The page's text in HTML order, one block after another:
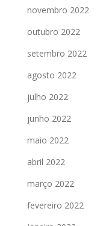
novembro 2022
outubro 2022
setembro 2022
agosto 2022
julho 2022
junho 2022
maio 2022
abril 2022
março 2022
fevereiro 2022